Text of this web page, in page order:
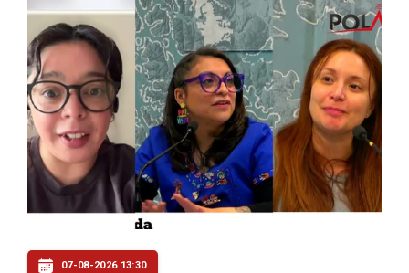
07-08-2026 13:30